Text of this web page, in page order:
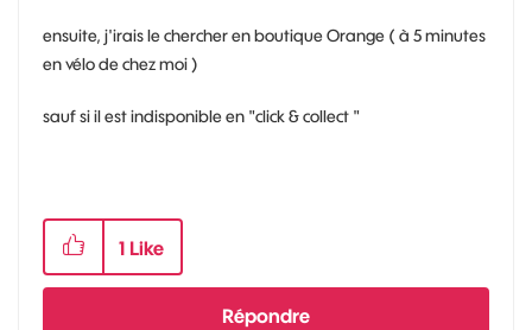
ensuite, j'irais le chercher en boutique Orange ( à 5 minutes
en vélo de chez moi )
sauf si il est indisponible en "click & collect "
1 Like
Répondre